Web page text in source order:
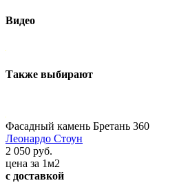
Видео
Также выбирают
Фасадный камень Бретань 360
Леонардо Стоун
2 050 руб.
цена за 1м2
с доставкой